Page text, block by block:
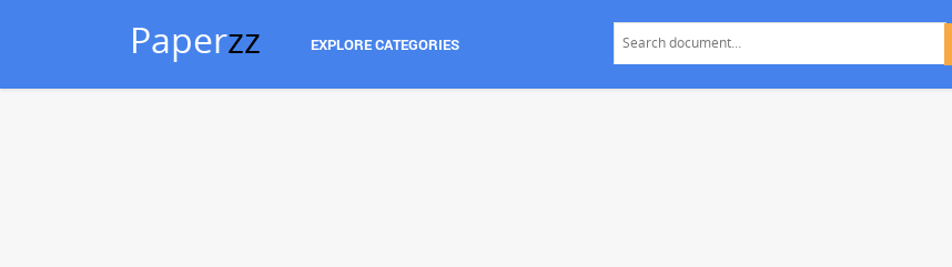
Paperzz EXPLORE CATEGORIES